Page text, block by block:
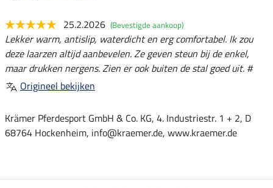
25.2.2026 (Bevestigde aankoop)
Lekker warm, antislip, waterdicht en erg comfortabel. Ik zou
deze laarzen altijd aanbevelen. Ze geven steun bij de enkel,
maar drukken nergens. Zien er ook buiten de stal goed uit. #
Origineel bekijken
Krämer Pferdesport GmbH & Co. KG, 4. Industriestr. 1 + 2, D
68764 Hockenheim, info@kraemer.de, www.kraemer.de